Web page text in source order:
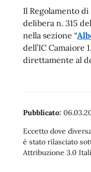
Il Regolamento
delibera n. 315
nella sezione “
dell’IC Camaiore
direttamente al
Pubblicato:
Eccetto dove
è stato rilasciato
Attribuzione 3.0